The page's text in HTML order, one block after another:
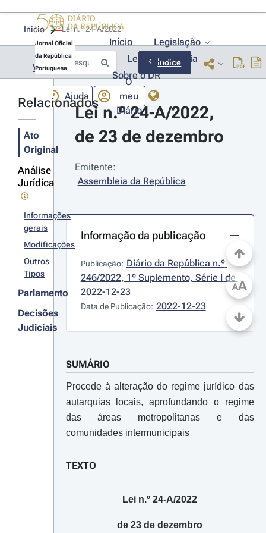
Jornal Oficial
da República
Portuguesa
Início
Legislação
Lexionário
Lia
Sobre o DR
Ajuda
O
meu
Diário
Início Lei n.º 24-A/2022
Voltar Índice
Relacionados
Ato
Original
Análise
Jurídica
Informações
gerais
Modificações
Outros
Tipos
Parlamento
Decisões
Judiciais
Lei n.º 24-A/2022,
de 23 de dezembro
Emitente:
Assembleia da República
Informação da publicação
Publicação: Diário da República n.º
246/2022, 1º Suplemento, Série I de
2022-12-23
Data de Publicação: 2022-12-23
SUMÁRIO
Procede à alteração do regime jurídico das
autarquias locais, aprofundando o regime
das áreas metropolitanas e das
comunidades intermunicipais
TEXTO
Lei n.º 24-A/2022
de 23 de dezembro
AA